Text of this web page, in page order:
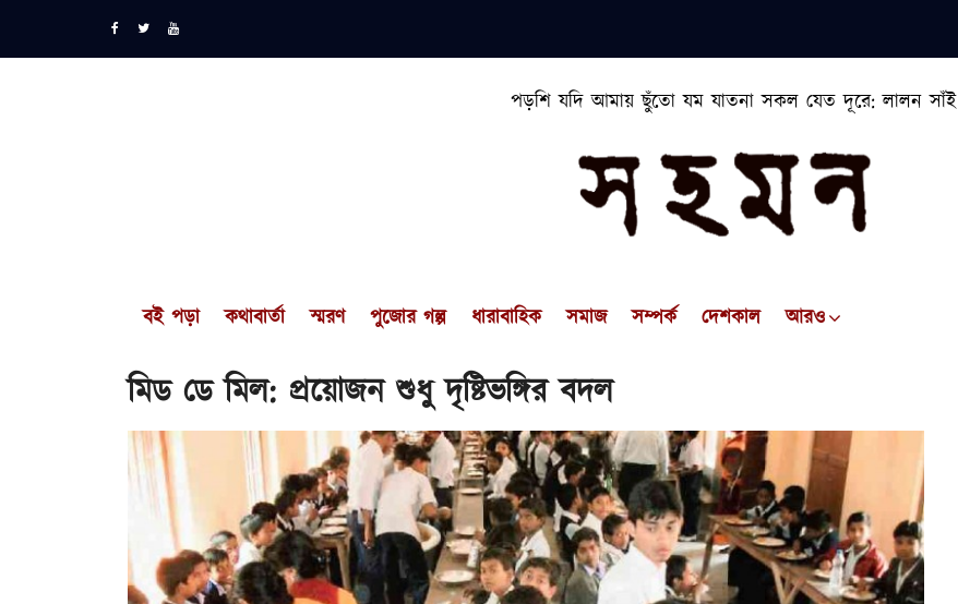
পড়শি যদি আমায় ছুঁতো যম যাতনা সকল যেত দূরে: লালন সাঁই
বই পড়া কথাবার্তা স্মরণ পুজোর গল্প ধারাবাহিক সমাজ সম্পর্ক দেশকাল আরও
মিড ডে মিল: প্রয়োজন শুধু দৃষ্টিভঙ্গির বদল